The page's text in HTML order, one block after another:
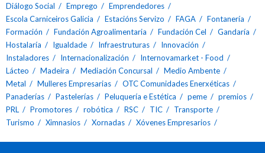
Diálogo Social
Emprego
Emprendedores
Escola Carniceiros Galicia
Estacións Servizo FAGA
Fontanería
Formación
Fundación Agroalimentaria Fundación Cel
Gandaría
Hostalaría
Igualdade Infraestruturas
Innovación
Instaladores
Internacionalización
Internovamarket - Food
Lácteo
Madeira Mediación Concursal
Medio Ambente
Metal
Mulleres Empresarias
OTC Comunidades Enerxéticas
Panaderías
Pastelerías Peluquería e Estética peme
premios
PRL
Promotores robótica RSC TIC
Transporte
Turismo
Ximnasios Xornadas Xóvenes Empresarios